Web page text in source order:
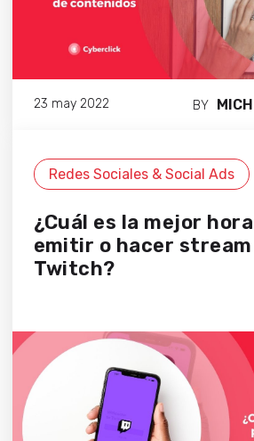
23 may 2022 BY
Redes Sociales & Social Ads
¿Cuál es la mejor
emitir o hacer stream
Twitch?